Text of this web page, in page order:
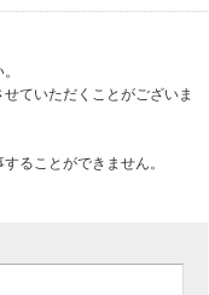
ていただくことがございま
ることができません。